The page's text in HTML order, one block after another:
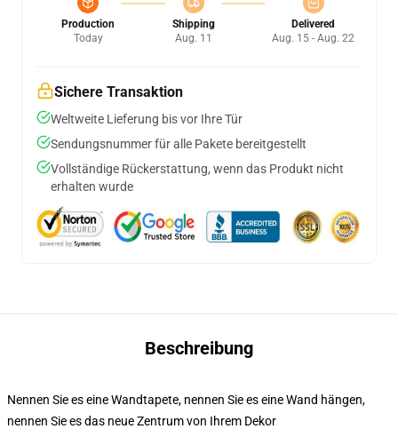
Production
Today
Shipping
Aug. 11
Delivered
Aug. 15 - Aug. 22
Sichere Transaktion
Weltweite Lieferung bis vor Ihre Tür
Sendungsnummer für alle Pakete bereitgestellt
Vollständige Rückerstattung, wenn das Produkt nicht
erhalten wurde
Beschreibung
Nennen Sie es eine Wandtapete, nennen Sie es eine Wand hängen,
nennen Sie es das neue Zentrum von Ihrem Dekor